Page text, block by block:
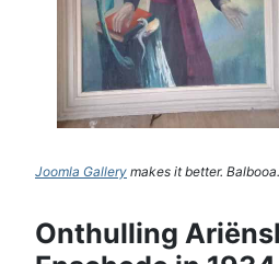
Joomla Gallery makes it better.
Onthulling